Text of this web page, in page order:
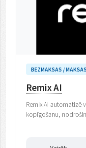
BEZMAKSAS / MAKSAS
Remix AI
Remix AI automatizē
kopīgošanu,